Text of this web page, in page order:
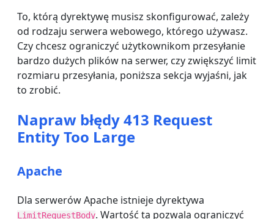
To, którą dyrektywę musisz skonfigurować, zależy
od rodzaju serwera webowego, którego używasz.
Czy chcesz ograniczyć użytkownikom przesyłanie
bardzo dużych plików na serwer, czy zwiększyć limit
rozmiaru przesyłania, poniższa sekcja wyjaśni, jak
to zrobić.
Napraw błędy 413 Request
Entity Too Large
Apache
Dla serwerów Apache istnieje dyrektywa
LimitRequestBody. Wartość ta pozwala ograniczyć